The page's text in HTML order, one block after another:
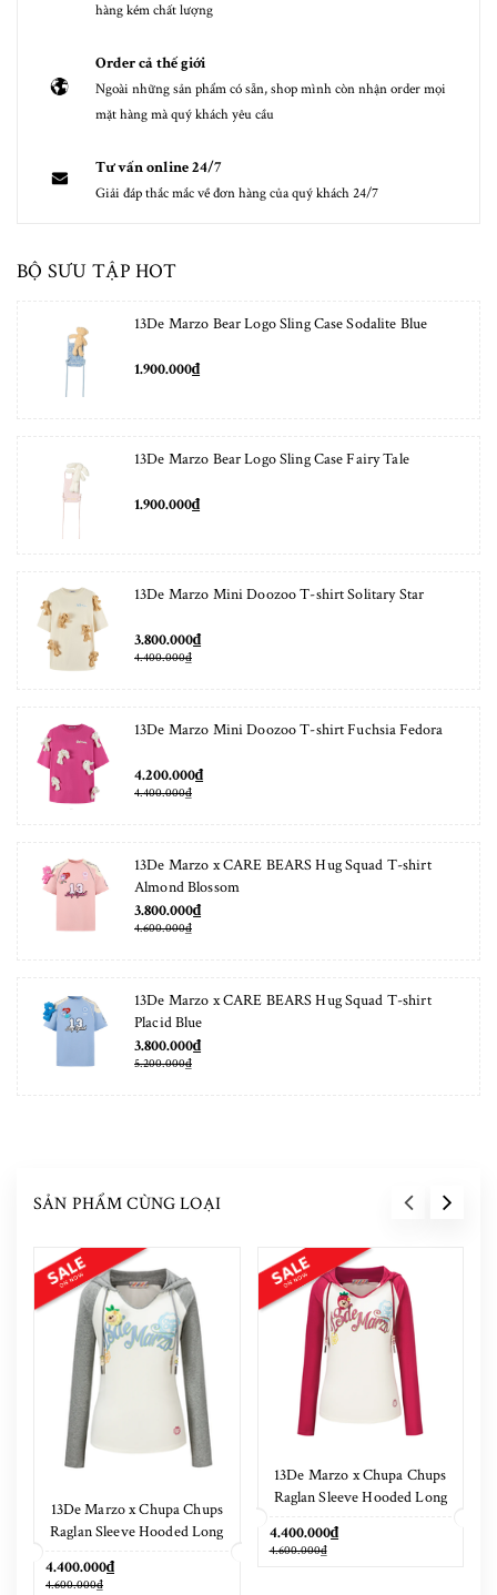
hàng kém chất lượng
Order cả thế giới
Ngoài những sản phẩm có sẵn, shop mình còn nhận order mọi
mặt hàng mà quý khách yêu cầu
Tư vấn online 24/7
Giải đáp thắc mắc về đơn hàng của quý khách 24/7
BỘ SƯU TẬP HOT
13De Marzo Bear Logo Sling Case Sodalite Blue
1.900.000₫
13De Marzo Bear Logo Sling Case Fairy Tale
1.900.000₫
13De Marzo Mini Doozoo T-shirt Solitary Star
3.800.000₫
4.400.000₫
13De Marzo Mini Doozoo T-shirt Fuchsia Fedora
4.200.000₫
4.400.000₫
13De Marzo x CARE BEARS Hug Squad T-shirt
Almond Blossom
3.800.000₫
4.600.000₫
13De Marzo x CARE BEARS Hug Squad T-shirt
Placid Blue
3.800.000₫
5.200.000₫
SẢN PHẨM CÙNG LOẠI
13De Marzo x Chupa Chups
Raglan Sleeve Hooded Long
4.400.000₫
4.600.000₫
13De Marzo x Chupa Chups
Raglan Sleeve Hooded Long
4.400.000₫
4.600.000₫